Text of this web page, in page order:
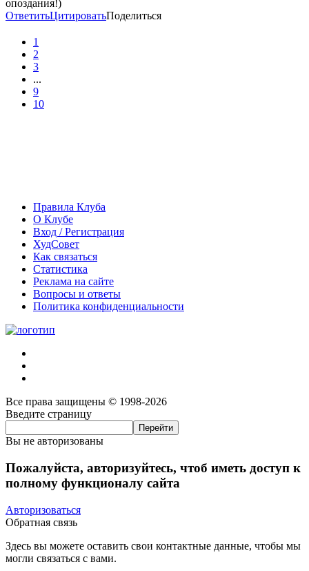
опоздания!)
ОтветитьЦитироватьПоделиться
1
2
3
...
9
10
Правила Клуба
О Клубе
Вход / Регистрация
ХудСовет
Как связаться
Статистика
Реклама на сайте
Вопросы и ответы
Политика конфиденциальности
Все права защищены © 1998-2026
Введите страницу
Вы не авторизованы
Пожалуйста, авторизуйтесь, чтоб иметь доступ к
полному функционалу сайта
Авторизоваться
Обратная связь
Здесь вы можете оставить свои контактные данные, чтобы мы
могли связаться с вами.